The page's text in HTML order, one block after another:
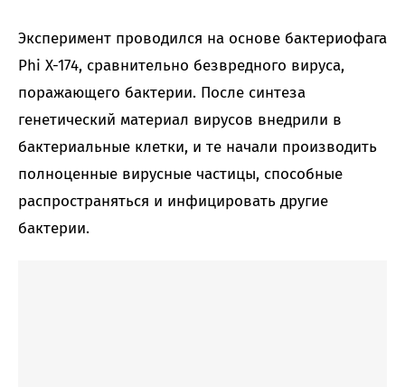
Эксперимент проводился на основе бактериофага
Phi X-174, сравнительно безвредного вируса,
поражающего бактерии. После синтеза
генетический материал вирусов внедрили в
бактериальные клетки, и те начали производить
полноценные вирусные частицы, способные
распространяться и инфицировать другие
бактерии.